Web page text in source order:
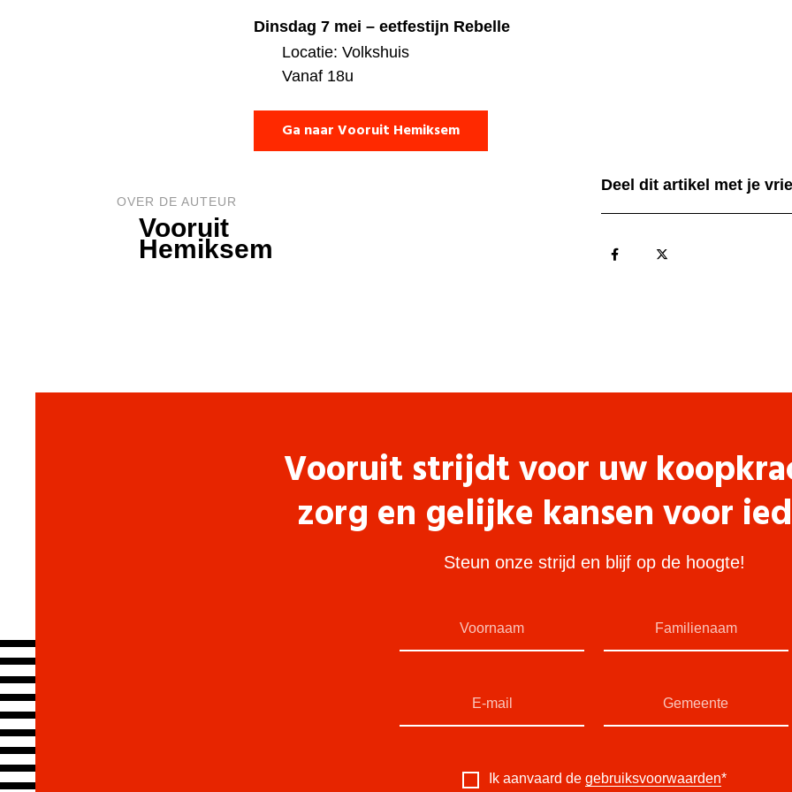
Dinsdag 7 mei – eetfestijn Rebelle
Locatie: Volkshuis
Vanaf 18u
Ga naar Vooruit Hemiksem
OVER DE AUTEUR
Vooruit
Hemiksem
Deel dit artikel met je
Vooruit strijdt voor uw
zorg en gelijke kansen voor
Steun onze strijd en blijf op de hoogte!
Ik aanvaard de gebruiksvoorwaarden*